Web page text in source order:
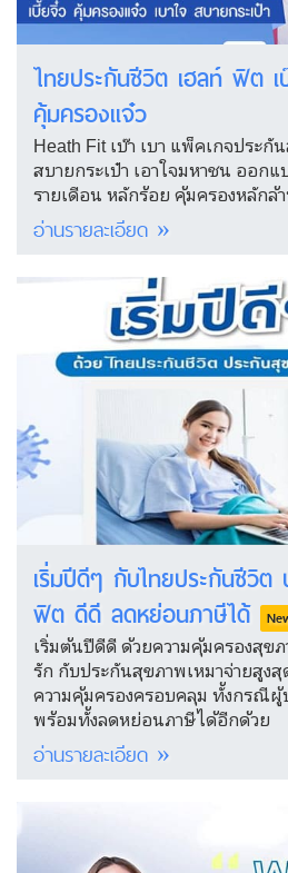
ไทยประกันชีวิต เฮลท์ ฟิต เ
คุ้มครองแจ๋ว
Heath Fit เบ๊า เบา แพ็คเกจประกั
สบายกระเป๋า เอาใจมหาชน ออกแ
รายเดือน หลักร้อย คุ้มครองหลักล้
อ่านรายละเอียด »
เริ่มปีดีๆ กับไทยประกันชีวิต
ฟิต ดีดี ลดหย่อนภาษีได้
เริ่มต้นปีดีดี ด้วยความคุ้มครองสุ
รัก กับประกันสุขภาพเหมาจ่ายสูงสุ
ความคุ้มครองครอบคลุม ทั้งกรณี
พร้อมทั้งลดหย่อนภาษีได้อีกด้วย
อ่านรายละเอียด »